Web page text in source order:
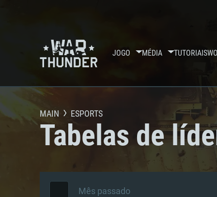
JOGO MÉDIA TUTORIAIS
MAIN ESPORTS
Tabelas de
Mês passado